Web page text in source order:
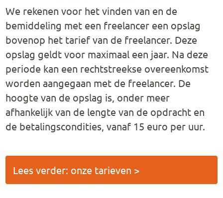
We rekenen voor het vinden van en de
bemiddeling met een freelancer een opslag
bovenop het tarief van de freelancer. Deze
opslag geldt voor maximaal een jaar. Na deze
periode kan een rechtstreekse overeenkomst
worden aangegaan met de freelancer. De
hoogte van de opslag is, onder meer
afhankelijk van de lengte van de opdracht en
de betalingscondities, vanaf 15 euro per uur.
Lees verder: onze tarieven >